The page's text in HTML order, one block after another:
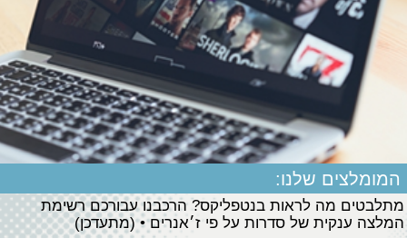
המומלצים שלנו:
מתלבטים מה לראות בנטפליקס? הרכבנו עבורכם רשימת
המלצה ענקית של סדרות על פי ז׳אנרים • (מתעדכן)